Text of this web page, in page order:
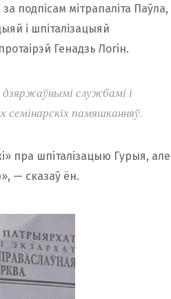
подпісам мітрапаліта Паўла,
і шпіталізацыяй
Генадзь Логін.
службамі і
семінарскіх памяшканняў.
пра шпіталізацыю Гурыя, але
— сказаў ён.